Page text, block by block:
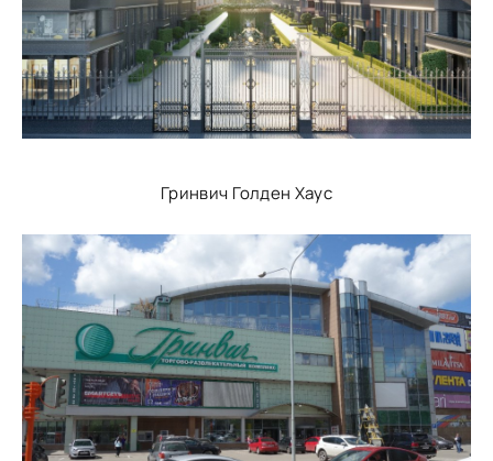
Гринвич Голден Хаус